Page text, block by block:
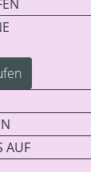
AUF